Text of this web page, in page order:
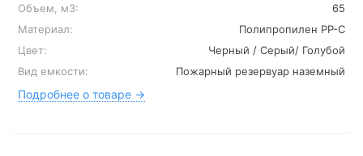
Объем, м3:
65
Материал:
Полипропилен PP-C
Цвет:
Черный / Серый/ Голубой
Вид емкости:
Пожарный резервуар наземный
Подробнее о товаре →